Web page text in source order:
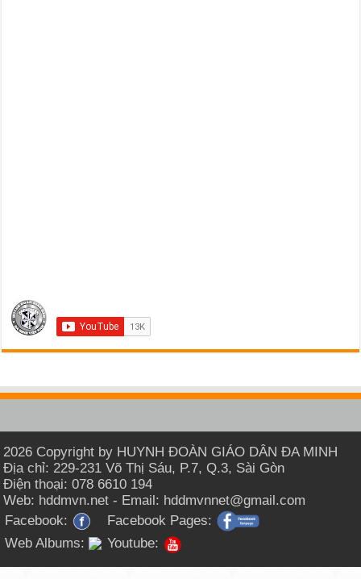
2026 Copyright by HUYNH ĐOÀN GIÁO DÂN ĐA MINH
Địa chỉ: 229-231 Võ Thị Sáu, P.7, Q.3, Sài Gòn
Điện thoại: 078 6610 194
Web: hddmvn.net - Email: hddmvnnet@gmail.com
Facebook:
Facebook Pages:
Web Albums:
Youtube: